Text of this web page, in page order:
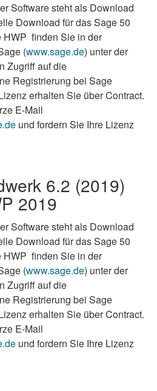
Software steht als Download
Download für das Sage 50
HWP finden Sie in der
(www.sage.de) unter der
Zugriff auf die
Registrierung bei Sage
erhalten Sie über Contract.
E-Mail
und fordern Sie Ihre Lizenz
6.2 (2019)
2019
Software steht als Download
Download für das Sage 50
HWP finden Sie in der
(www.sage.de) unter der
Zugriff auf die
Registrierung bei Sage
erhalten Sie über Contract.
E-Mail
und fordern Sie Ihre Lizenz